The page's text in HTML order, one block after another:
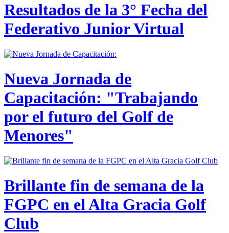
Resultados de la 3° Fecha del
Federativo Junior Virtual
Nueva Jornada de
Capacitación: "Trabajando
por el futuro del Golf de
Menores"
Brillante fin de semana de la
FGPC en el Alta Gracia Golf
Club